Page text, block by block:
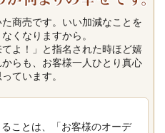
商売です。いい加減なことを
くなりますから。
よ！」と指名された時ほど嬉
らも、お客様一人ひとり真心
ています。
ことは、「お客様のオーデ